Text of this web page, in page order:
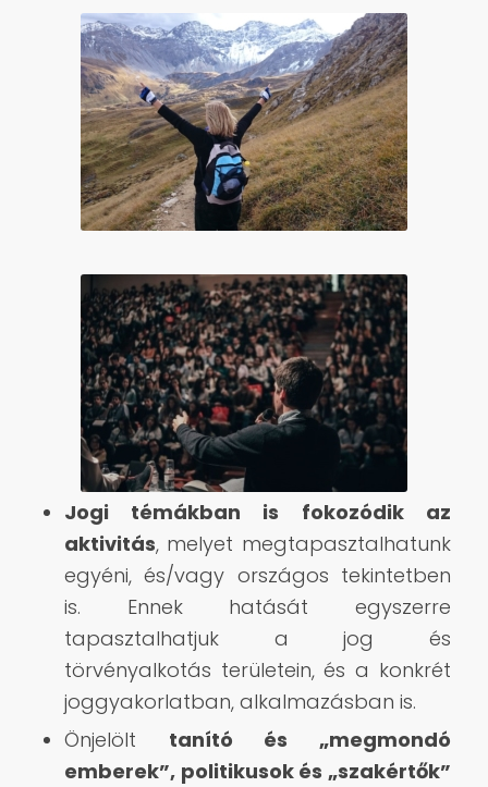
Jogi témákban is fokozódik az
aktivitás, melyet megtapasztalhatunk
egyéni, és/vagy országos tekintetben
is. Ennek hatását egyszerre
tapasztalhatjuk a jog és
törvényalkotás területein, és a konkrét
joggyakorlatban, alkalmazásban is.
Önjelölt tanító és „megmondó
emberek”, politikusok és „szakértők”